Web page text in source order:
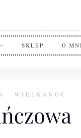
SKLEP O
WIELKANOC